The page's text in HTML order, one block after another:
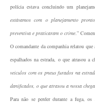
polícia estava concluindo um
estávamos com o planejamento
preventiva e praticaram o crime .”
O comandante da companhia relatou
espalhados na estrada, o que atrasou
veículos com os pneus furados na
danificados, o que atrasou a nossa
Para não se perder durante a fuga, os